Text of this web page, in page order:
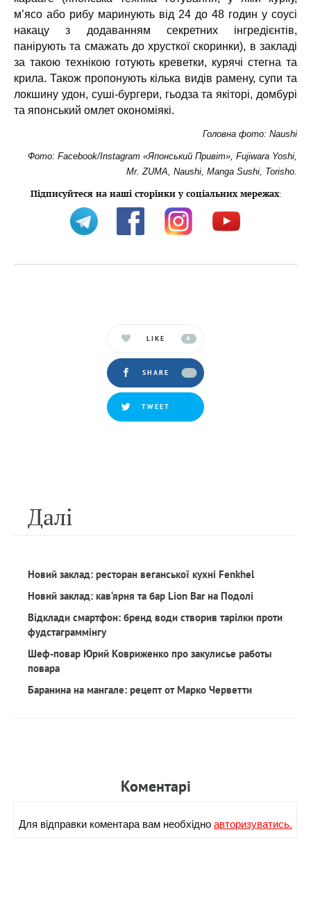
м’ясо або рибу маринують від 24 до 48 годин у соусі
накацу з додаванням секретних інгредієнтів,
панірують та смажать до хрусткої скоринки), в закладі
за такою технікою готують креветки, курячі стегна та
крила. Також пропонують кілька видів рамену, супи та
локшину удон, суші-бургери, гьодза та якіторі, домбурі
та японський омлет окономіякі.
Головна фото: Naushi
Фото: Facebook/Instagram «Японський Привіт», Fujiwara Yoshi,
Mr. ZUMA, Naushi, Manga Sushi, Torisho.
Підписуйтеся на наші сторінки у соціальних мережах:
LIKE 4
SHARE
TWEET
Далi
Новий заклад: ресторан веганської кухні Fenkhel
Новий заклад: кав‘ярня та бар Lion Bar на Подолі
Відклади смартфон: бренд води створив тарілки проти
фудстаграммінгу
Шеф-повар Юрий Ковриженко про закулисье работы
повара
Баранина на мангале: рецепт от Марко Черветти
Коментарi
Для вiдправки коментара вам необхiдноавторизуватись.